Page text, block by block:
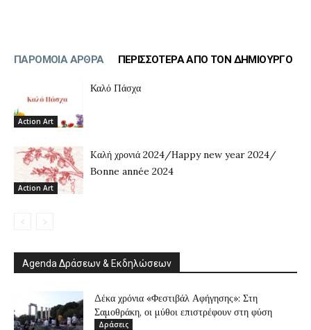
ΠΑΡΟΜΟΙΑ ΑΡΘΡΑ ΠΕΡΙΣΣΟΤΕΡΑ ΑΠΟ ΤΟΝ ΔΗΜΙΟΥΡΓΟ
Αction Art
Καλό Πάσχα
Αction Art
Kαλή χρονιά 2024/Ηappy new year 2024/
Βonne année 2024
Agenda Δράσεων & Εκδηλώσεων
Δέκα χρόνια «Φεστιβάλ Αφήγησης»: Στη
Σαμοθράκη, οι μύθοι επιστρέφουν στη φύση
Δράσεις